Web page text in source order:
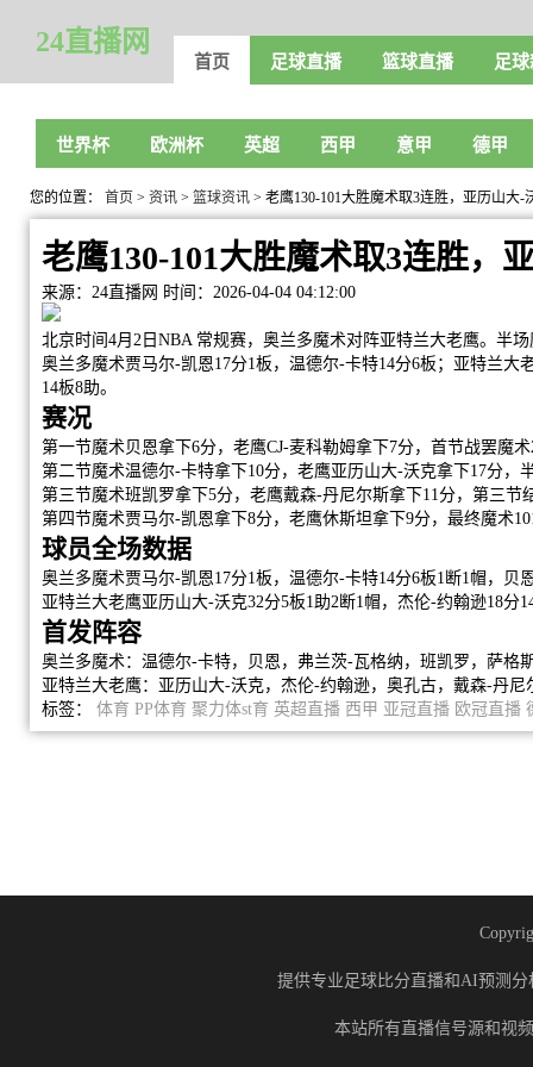
24直播网
首页 足球直播 篮球直播 足
世界杯 欧洲杯 英超 西甲 意甲 德甲
您的位置： 首页 > 资讯 > 篮球资讯 > 老鹰130-101大胜魔术取3连胜，亚历山大-
老鹰130-101大胜魔术取3连胜，
来源：24直播网 时间：2026-04-04 04:12:00
北京时间4月2日NBA 常规赛，奥兰多魔术对阵亚特兰大老鹰。半
奥兰多魔术贾马尔-凯恩17分1板，温德尔-卡特14分6板；亚特兰大
14板8助。
赛况
第一节魔术贝恩拿下6分，老鹰CJ-麦科勒姆拿下7分，首节战罢魔
第二节魔术温德尔-卡特拿下10分，老鹰亚历山大-沃克拿下17分，
第三节魔术班凯罗拿下5分，老鹰戴森-丹尼尔斯拿下11分，第三节
第四节魔术贾马尔-凯恩拿下8分，老鹰休斯坦拿下9分，最终魔术
球员全场数据
奥兰多魔术贾马尔-凯恩17分1板，温德尔-卡特14分6板1断1帽，贝
亚特兰大老鹰亚历山大-沃克32分5板1助2断1帽，杰伦-约翰逊18分
首发阵容
奥兰多魔术：温德尔-卡特，贝恩，弗兰茨-瓦格纳，班凯罗，萨格
亚特兰大老鹰：亚历山大-沃克，杰伦-约翰逊，奥孔古，戴森-丹尼
标签： 体育 PP体育 聚力体st育 英超直播 西甲 亚冠直播 欧冠直播
提供专业足球比分直播和AI预测
本站所有直播信号源和视